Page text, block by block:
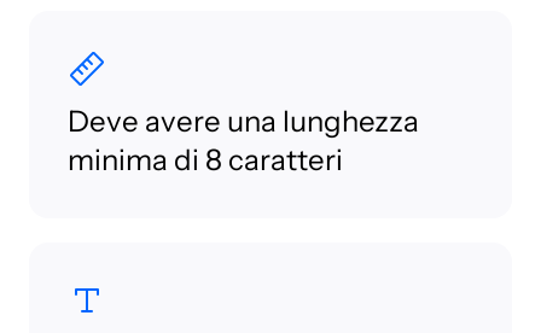
Deve avere una lunghezza
minima di 8 caratteri